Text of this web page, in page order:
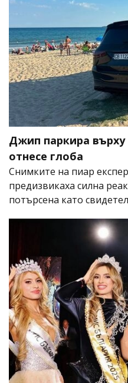
Джип паркира
отнесе глоба
Снимките на пиар
предизвикаха силна
потърсена като свидетел